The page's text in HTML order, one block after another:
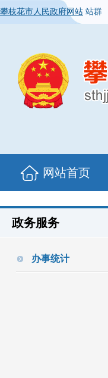
攀枝花市人民政府网站 站群
网站首页
政务服务
办事统计